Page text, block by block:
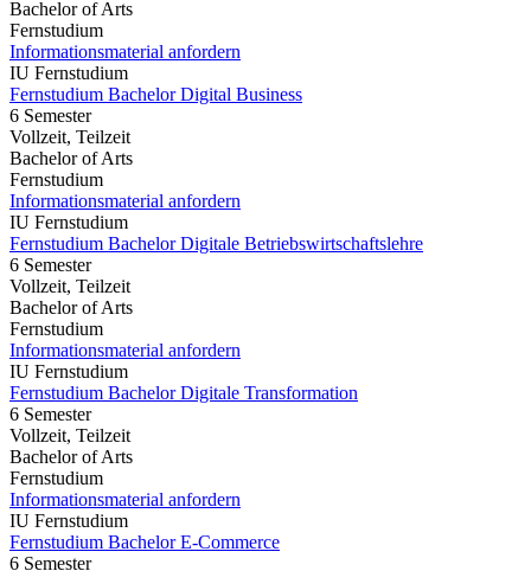
Bachelor of Arts
Fernstudium
Informationsmaterial anfordern
IU Fernstudium
Fernstudium Bachelor Digital Business
6 Semester
Vollzeit, Teilzeit
Bachelor of Arts
Fernstudium
Informationsmaterial anfordern
IU Fernstudium
Fernstudium Bachelor Digitale Betriebswirtschaftslehre
6 Semester
Vollzeit, Teilzeit
Bachelor of Arts
Fernstudium
Informationsmaterial anfordern
IU Fernstudium
Fernstudium Bachelor Digitale Transformation
6 Semester
Vollzeit, Teilzeit
Bachelor of Arts
Fernstudium
Informationsmaterial anfordern
IU Fernstudium
Fernstudium Bachelor E-Commerce
6 Semester